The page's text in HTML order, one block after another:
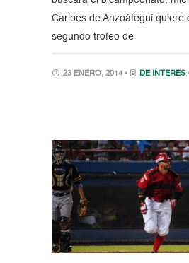
Caribes de Anzoátegui quiere
segundo trofeo de
23 ENERO, 2014 • DE INTERÉS